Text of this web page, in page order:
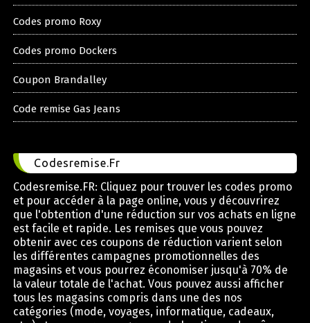
Codes promo Roxy
Codes promo Dockers
Coupon Brandalley
Code remise Gas Jeans
Codesremise.Fr
Codesremise.FR: Cliquez pour trouver les codes promo
et pour accéder à la page online, vous y découvrirez
que l'obtention d'une réduction sur vos achats en ligne
est facile et rapide. Les remises que vous pouvez
obtenir avec ces coupons de réduction varient selon
les différentes campagnes promotionnelles des
magasins et vous pourrez économiser jusqu'à 70% de
la valeur totale de l'achat. Vous pouvez aussi afficher
tous les magasins compris dans une des nos
catégories (mode, voyages, informatique, cadeaux,